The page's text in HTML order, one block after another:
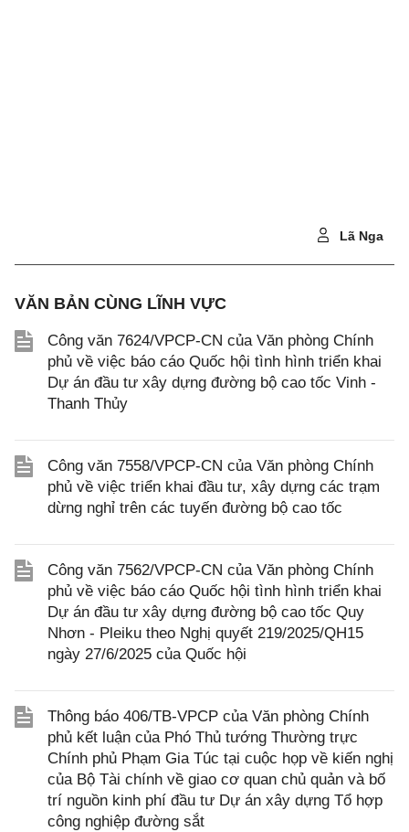
Lã Nga
VĂN BẢN CÙNG LĨNH VỰC
Công văn 7624/VPCP-CN của Văn phòng Chính
phủ về việc báo cáo Quốc hội tình hình triển khai
Dự án đầu tư xây dựng đường bộ cao tốc Vinh -
Thanh Thủy
Công văn 7558/VPCP-CN của Văn phòng Chính
phủ về việc triển khai đầu tư, xây dựng các trạm
dừng nghỉ trên các tuyến đường bộ cao tốc
Công văn 7562/VPCP-CN của Văn phòng Chính
phủ về việc báo cáo Quốc hội tình hình triển khai
Dự án đầu tư xây dựng đường bộ cao tốc Quy
Nhơn - Pleiku theo Nghị quyết 219/2025/QH15
ngày 27/6/2025 của Quốc hội
Thông báo 406/TB-VPCP của Văn phòng Chính
phủ kết luận của Phó Thủ tướng Thường trực
Chính phủ Phạm Gia Túc tại cuộc họp về kiến nghị
của Bộ Tài chính về giao cơ quan chủ quản và bố
trí nguồn kinh phí đầu tư Dự án xây dựng Tổ hợp
công nghiệp đường sắt